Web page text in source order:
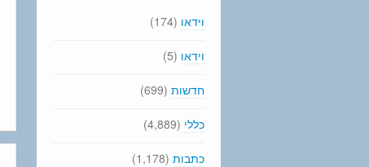
וידאו (174)
וידאו (5)
חדשות (699)
כללי (4,889)
כתבות (1,178)